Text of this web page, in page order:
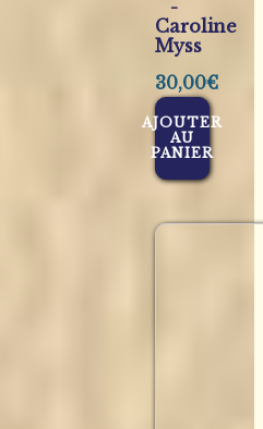
-
Caroline
Myss
30,00€
AJOUTER
AU
PANIER